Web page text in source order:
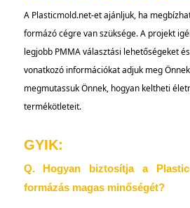
A Plasticmold.net-et ajánljuk, ha
formázó cégre van szüksége. A projekt
legjobb PMMA választási lehetőségeket
vonatkozó információkat adjuk meg
megmutassuk Önnek, hogyan keltheti
termékötleteit.
GYIK:
Q. Hogyan biztosítja a
formázás magas minőségét?